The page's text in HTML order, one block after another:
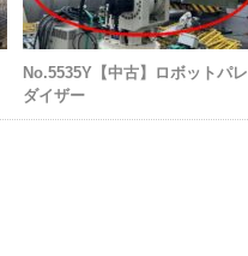
No.5535Y【中古】ロボットパレ
ダイザー